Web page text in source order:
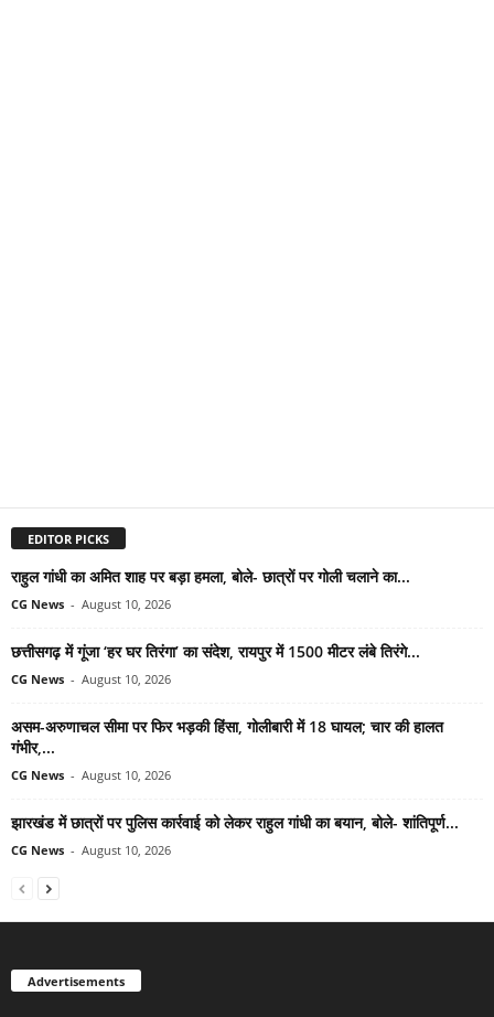
EDITOR PICKS
राहुल गांधी का अमित शाह पर बड़ा हमला, बोले- छात्रों पर गोली चलाने का...
CG News - August 10, 2026
छत्तीसगढ़ में गूंजा ‘हर घर तिरंगा’ का संदेश, रायपुर में 1500 मीटर लंबे तिरंगे...
CG News - August 10, 2026
असम-अरुणाचल सीमा पर फिर भड़की हिंसा, गोलीबारी में 18 घायल; चार की हालत
गंभीर,...
CG News - August 10, 2026
झारखंड में छात्रों पर पुलिस कार्रवाई को लेकर राहुल गांधी का बयान, बोले- शांतिपूर्ण...
CG News - August 10, 2026
Advertisements